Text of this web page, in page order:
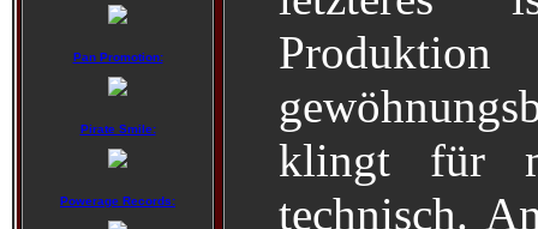
Pan Promotion:
Pirate Smile:
Powerage Records:
klingt für
technisch.